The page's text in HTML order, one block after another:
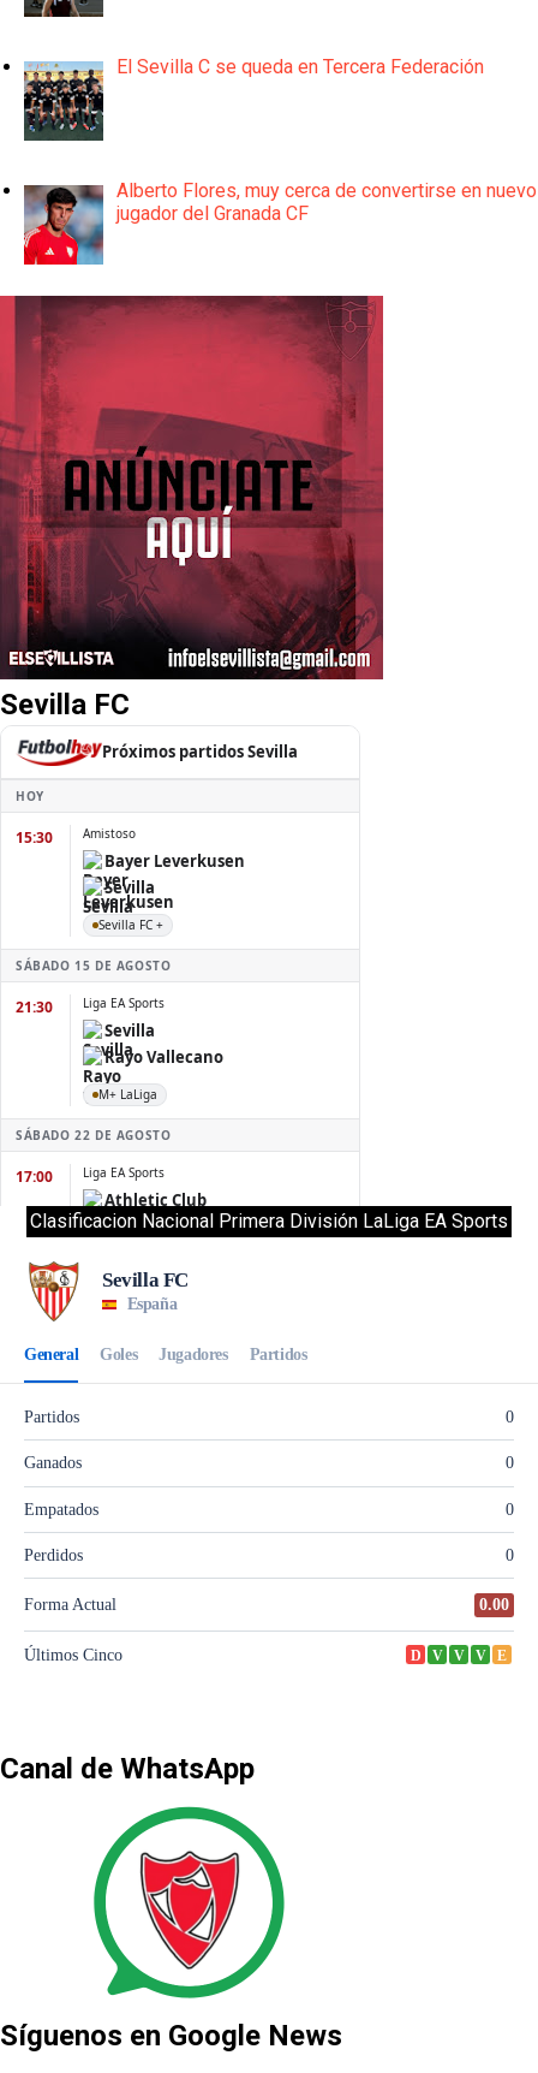
El Sevilla C se queda en Tercera Federación
Alberto Flores, muy cerca de convertirse en nuevo
jugador del Granada CF
Sevilla FC
Clasificacion Nacional Primera División LaLiga EA Sports
Canal de WhatsApp
Síguenos en Google News